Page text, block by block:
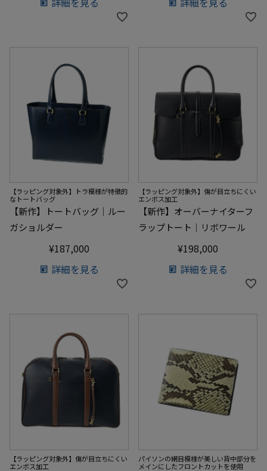
【ラッピング対象外】トラ模様が特徴的
なトートバッグ
【新作】トートバッグ｜ルー
ガショルダー
¥187,000
詳細を見る
【ラッピング対象外】傷が目立ちにくい
エンボス加工
【新作】オーバーナイターフ
ラップトート｜リボワール
¥198,000
詳細を見る
【ラッピング対象外】傷が目立ちにくい
エンボス加工
パイソンの網目模様が美しい背中部分を
メインにしたフロントカットを使用